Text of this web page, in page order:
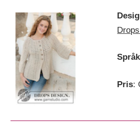
Språk
Pris: